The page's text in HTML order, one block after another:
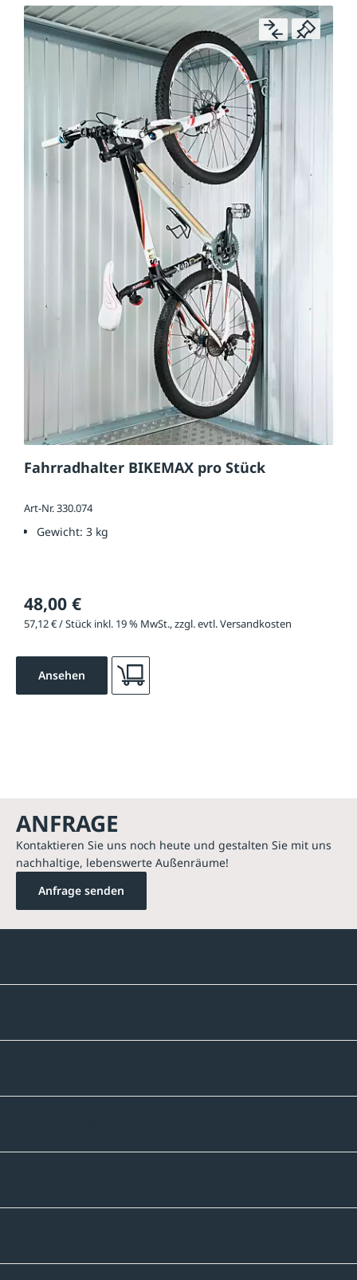
Fahrradhalter BIKEMAX pro Stück
Art-Nr. 330.074
Gewicht: 3 kg
48,00 €
57,12 € / Stück inkl. 19 % MwSt., zzgl. evtl. Versandkosten
Ansehen
ANFRAGE
Kontaktieren Sie uns noch heute und gestalten Sie mit uns
nachhaltige, lebenswerte Außenräume!
Anfrage senden